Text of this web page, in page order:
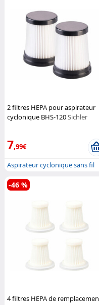
2 filtres HEPA pour aspirateur
cyclonique BHS-120Sichler
7,99€
Aspirateur cyclonique sans fil
pour...
4 filtres HEPA de
-46 %